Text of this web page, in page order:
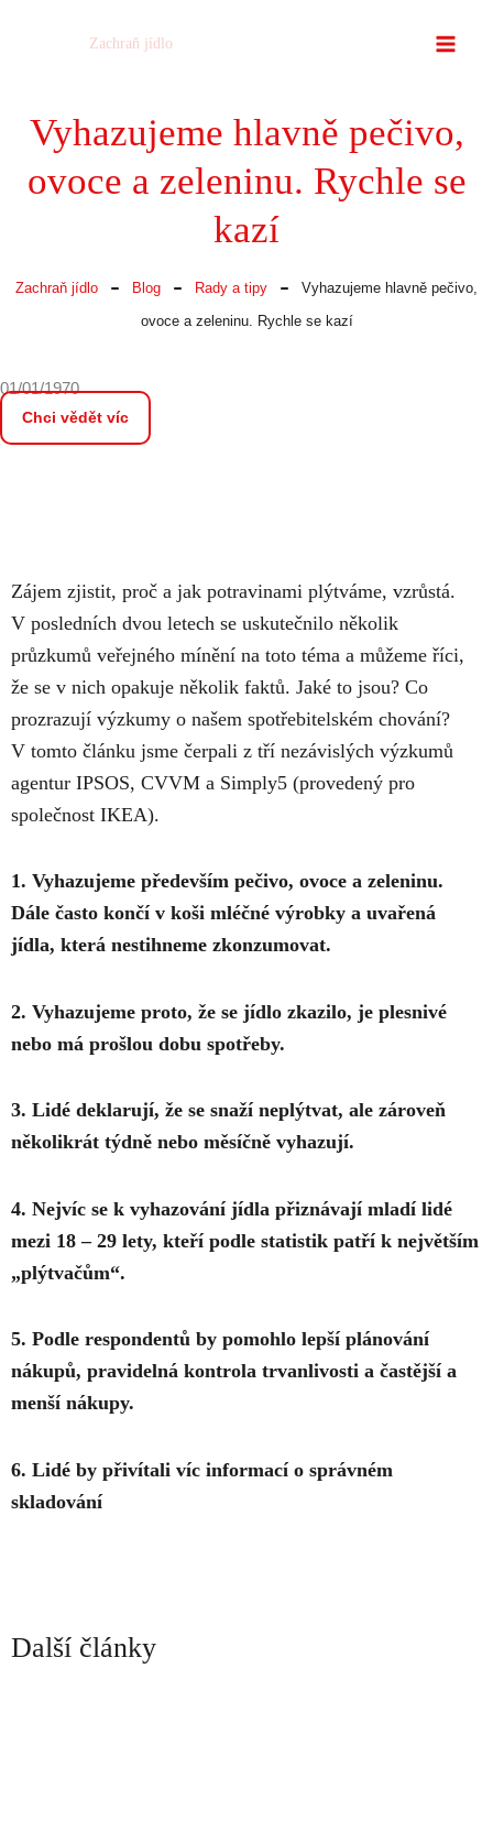
Zachraň jídlo
Vyhazujeme hlavně pečivo,
ovoce a zeleninu. Rychle se
kazí
Zachraň jídlo - Blog - Rady a tipy -
Vyhazujeme hlavně pečivo,
ovoce a zeleninu. Rychle se kazí
01/01/1970
Chci vědět víc
Zájem zjistit, proč a jak potravinami plýtváme, vzrůstá.
V posledních dvou letech se uskutečnilo několik
průzkumů veřejného mínění na toto téma a můžeme říci,
že se v nich opakuje několik faktů. Jaké to jsou? Co
prozrazují výzkumy o našem spotřebitelském chování?
V tomto článku jsme čerpali z tří nezávislých výzkumů
agentur IPSOS, CVVM a Simply5 (provedený pro
společnost IKEA).
1. Vyhazujeme především pečivo, ovoce a zeleninu.
Dále často končí v koši mléčné výrobky a uvařená
jídla, která nestihneme zkonzumovat.
2. Vyhazujeme proto, že se jídlo zkazilo, je plesnivé
nebo má prošlou dobu spotřeby.
3. Lidé deklarují, že se snaží neplýtvat, ale zároveň
několikrát týdně nebo měsíčně vyhazují.
4. Nejvíc se k vyhazování jídla přiznávají mladí lidé
mezi 18 – 29 lety, kteří podle statistik patří k největším
„plýtvačům“.
5. Podle respondentů by pomohlo lepší plánování
nákupů, pravidelná kontrola trvanlivosti a častější a
menší nákupy.
6. Lidé by přivítali víc informací o správném
skladování
Další články